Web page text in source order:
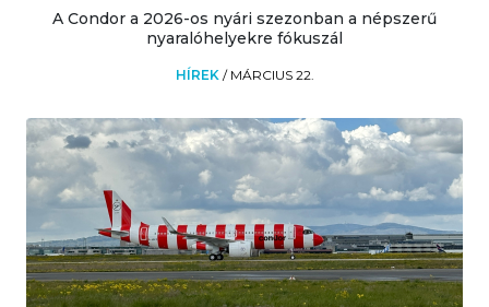
A Condor a 2026-os nyári szezonban a népszerű
nyaralóhelyekre fókuszál
HÍREK / MÁRCIUS 22.